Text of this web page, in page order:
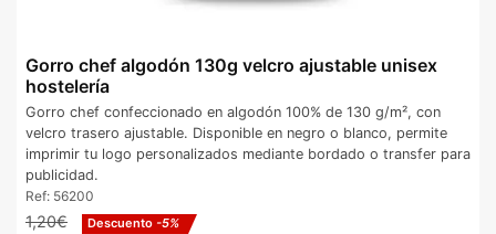
Gorro chef algodón 130g velcro ajustable unisex
hostelería
Gorro chef confeccionado en algodón 100% de 130 g/m², con
velcro trasero ajustable. Disponible en negro o blanco, permite
imprimir tu logo personalizados mediante bordado o transfer para
publicidad.
Ref: 56200
1,20€ Descuento -5%